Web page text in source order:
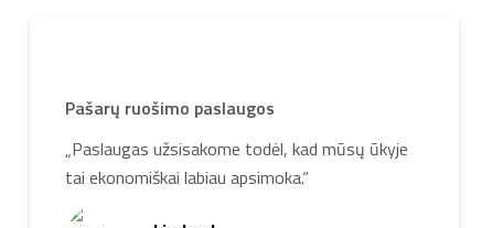
Pašarų ruošimo paslaugos
„Paslaugas užsisakome todėl, kad mūsų ūkyje
tai ekonomiškai labiau apsimoka.“